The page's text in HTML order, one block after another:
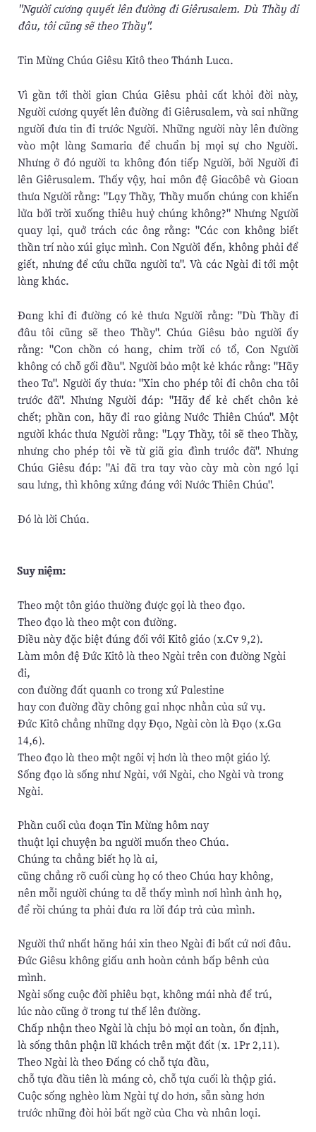
"Người cương quyết lên đường đi Giêrusalem. Dù Thầy đi
đâu, tôi cũng sẽ theo Thầy".
Tin Mừng Chúa Giêsu Kitô theo Thánh Luca.
Vì gần tới thời gian Chúa Giêsu phải cất khỏi đời này,
Người cương quyết lên đường đi Giêrusalem, và sai những
người đưa tin đi trước Người. Những người này lên đường
vào một làng Samaria để chuẩn bị mọi sự cho Người.
Nhưng ở đó người ta không đón tiếp Người, bởi Người đi
lên Giêrusalem. Thấy vậy, hai môn đệ Giacôbê và Gioan
thưa Người rằng: "Lạy Thầy, Thầy muốn chúng con khiến
lửa bởi trời xuống thiêu huỷ chúng không?" Nhưng Người
quay lại, quở trách các ông rằng: "Các con không biết
thần trí nào xúi giục mình. Con Người đến, không phải để
giết, nhưng để cứu chữa người ta". Và các Ngài đi tới một
làng khác.
Ðang khi đi đường có kẻ thưa Người rằng: "Dù Thầy đi
đâu tôi cũng sẽ theo Thầy". Chúa Giêsu bảo người ấy
rằng: "Con chồn có hang, chim trời có tổ, Con Người
không có chỗ gối đầu". Người bảo một kẻ khác rằng: "Hãy
theo Ta". Người ấy thưa: "Xin cho phép tôi đi chôn cha tôi
trước đã". Nhưng Người đáp: "Hãy để kẻ chết chôn kẻ
chết; phần con, hãy đi rao giảng Nước Thiên Chúa". Một
người khác thưa Người rằng: "Lạy Thầy, tôi sẽ theo Thầy,
nhưng cho phép tôi về từ giã gia đình trước đã". Nhưng
Chúa Giêsu đáp: "Ai đã tra tay vào cày mà còn ngó lại
sau lưng, thì không xứng đáng với Nước Thiên Chúa".
Ðó là lời Chúa.
Suy niệm:
Theo một tôn giáo thường được gọi là theo đạo.
Theo đạo là theo một con đường.
Ðiều này đặc biệt đúng đối với Kitô giáo (x.Cv 9,2).
Làm môn đệ Ðức Kitô là theo Ngài trên con đường Ngài
đi,
con đường đất quanh co trong xứ Palestine
hay con đường đầy chông gai nhọc nhằn của sứ vụ.
Ðức Kitô chẳng những dạy Ðạo, Ngài còn là Ðạo (x.Ga
14,6).
Theo đạo là theo một ngôi vị hơn là theo một giáo lý.
Sống đạo là sống như Ngài, với Ngài, cho Ngài và trong
Ngài.
Phần cuối của đoạn Tin Mừng hôm nay
thuật lại chuyện ba người muốn theo Chúa.
Chúng ta chẳng biết họ là ai,
cũng chẳng rõ cuối cùng họ có theo Chúa hay không,
nên mỗi người chúng ta dễ thấy mình nơi hình ảnh họ,
để rồi chúng ta phải đưa ra lời đáp trả của mình.
Người thứ nhất hăng hái xin theo Ngài đi bất cứ nơi đâu.
Ðức Giêsu không giấu anh hoàn cảnh bấp bênh của
mình.
Ngài sống cuộc đời phiêu bạt, không mái nhà để trú,
lúc nào cũng ở trong tư thế lên đường.
Chấp nhận theo Ngài là chịu bỏ mọi an toàn, ổn định,
là sống thân phận lữ khách trên mặt đất (x. 1Pr 2,11).
Theo Ngài là theo Ðấng có chỗ tựa đầu,
chỗ tựa đầu tiên là máng cỏ, chỗ tựa cuối là thập giá.
Cuộc sống nghèo làm Ngài tự do hơn, sẵn sàng hơn
trước những đòi hỏi bất ngờ của Cha và nhân loại.